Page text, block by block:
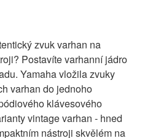
zvuk varhan na
Postavíte varhanní jádro
Yamaha vložila zvuky
varhan do jednoho
klávesového
vintage varhan - hned
nástroji skvělém na